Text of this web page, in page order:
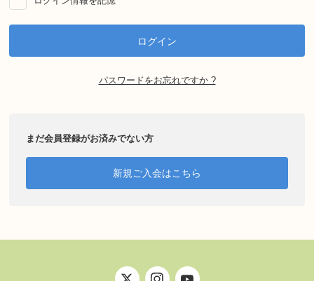
パスワードをお忘れですか ?
まだ会員登録がお済みでない方
新規ご入会はこちら